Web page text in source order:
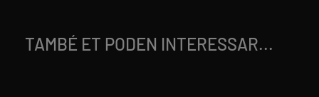
TAMBÉ ET PODEN INTERESSAR...